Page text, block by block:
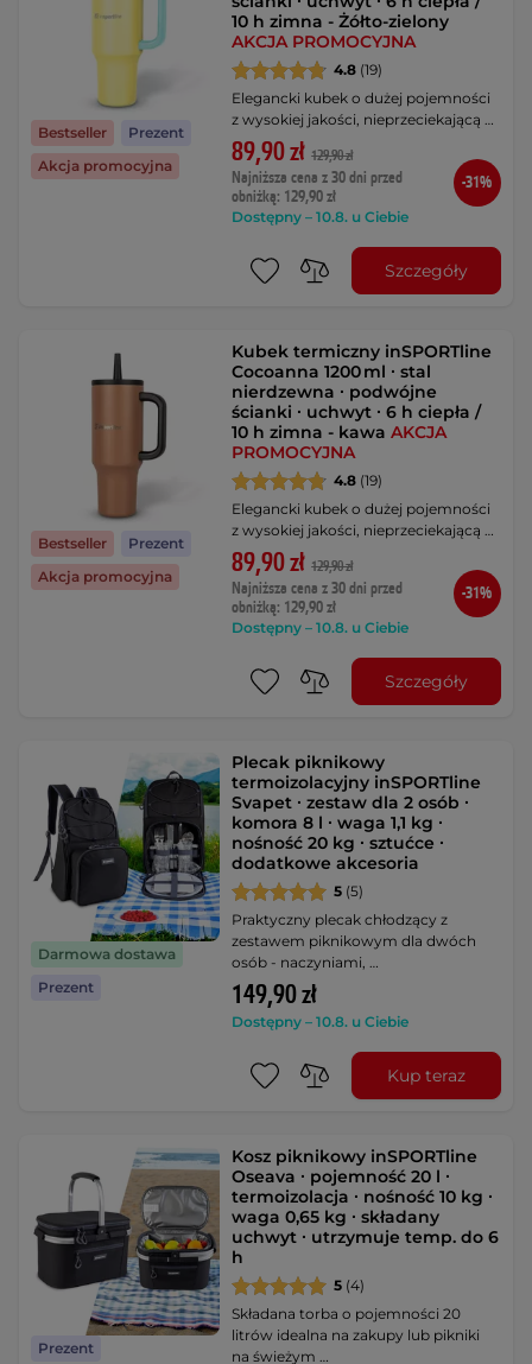
Bestseller
Prezent
Akcja promocyjna
10 h zimna - Żółto-zielony
AKCJA PROMOCYJNA
4.8 (19)
Elegancki kubek o dużej pojemności
z wysokiej jakości, nieprzeciekającą …
89,90 zł 129,90 zł
Najniższa cena z 30 dni przed
obniżką: 129,90 zł
Dostępny – 10.8. u Ciebie
-31%
Szczegóły
Bestseller
Prezent
Akcja promocyjna
Kubek termiczny inSPORTline
Cocoanna 1200 ml ∙ stal
nierdzewna ∙ podwójne
ścianki ∙ uchwyt ∙ 6 h ciepła /
10 h zimna - kawaAKCJA
PROMOCYJNA
4.8 (19)
Elegancki kubek o dużej pojemności
z wysokiej jakości, nieprzeciekającą …
89,90 zł 129,90 zł
Najniższa cena z 30 dni przed
obniżką: 129,90 zł
Dostępny – 10.8. u Ciebie
-31%
Szczegóły
Darmowa dostawa
Prezent
Plecak piknikowy
termoizolacyjny inSPORTline
Svapet ∙ zestaw dla 2 osób ∙
komora 8 l ∙ waga 1,1 kg ∙
nośność 20 kg ∙ sztućce ∙
dodatkowe akcesoria
5 (5)
Praktyczny plecak chłodzący z
zestawem piknikowym dla dwóch
osób - naczyniami, …
149,90 zł
Dostępny – 10.8. u Ciebie
Kup teraz
Prezent
Kosz piknikowy inSPORTline
Oseava ∙ pojemność 20 l ∙
termoizolacja ∙ nośność 10 kg ∙
waga 0,65 kg ∙ składany
uchwyt ∙ utrzymuje temp. do 6
h
5 (4)
Składana torba o pojemności 20
litrów idealna na zakupy lub pikniki
na świeżym …